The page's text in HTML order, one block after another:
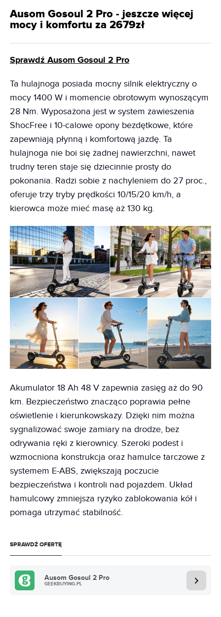
Ausom Gosoul 2 Pro - jeszcze więcej
mocy i komfortu za 2679zł
Sprawdź Ausom Gosoul 2 Pro
Ta hulajnoga posiada mocny silnik elektryczny o
mocy 1400 W i momencie obrotowym wynoszącym
28 Nm. Wyposażona jest w system zawieszenia
ShocFree i 10-calowe opony bezdętkowe, które
zapewniają płynną i komfortową jazdę. Ta
hulajnoga nie boi się żadnej nawierzchni, nawet
trudny teren staje się dziecinnie prosty do
pokonania. Radzi sobie z nachyleniem do 27 proc.,
oferuje trzy tryby prędkości 10/15/20 km/h, a
kierowca może mieć masę aż 130 kg.
Akumulator 18 Ah 48 V zapewnia zasięg aż do 90
km. Bezpieczeństwo znacząco poprawia pełne
oświetlenie i kierunkowskazy. Dzięki nim można
sygnalizować swoje zamiary na drodze, bez
odrywania ręki z kierownicy. Szeroki podest i
wzmocniona konstrukcja oraz hamulce tarczowe z
systemem E-ABS, zwiększają poczucie
bezpieczeństwa i kontroli nad pojazdem. Układ
hamulcowy zmniejsza ryzyko zablokowania kół i
pomaga utrzymać stabilność.
SPRAWDŹ OFERTĘ
Ausom Gosoul 2 Pro
GEEKBUYING.PL